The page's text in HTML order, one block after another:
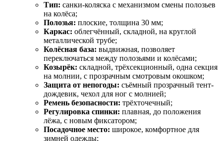
Тип: санки-коляска с механизмом смены полозьев
на колёса;
Полозья: плоские, толщина 30 мм;
Каркас: облегчённый, складной, на круглой
металлической трубе;
Колёсная база: выдвижная, позволяет
переключаться между полозьями и колёсами;
Козырёк: складной, трёхсекционный, одна секция
на молнии, с прозрачным смотровым окошком;
Защита от непогоды: съёмный прозрачный тент-
дождевик, чехол для ног с молнией;
Ремень безопасности: трёхточечный;
Регулировка спинки: плавная, до положения
лёжа, с новым фиксатором;
Посадочное место: широкое, комфортное для
зимней одежды;